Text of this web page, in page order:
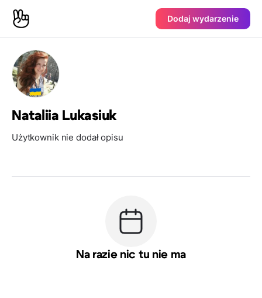
Dodaj wydarzenie
Nataliia Lukasiuk
Użytkownik nie dodał opisu
Na razie nic tu nie ma